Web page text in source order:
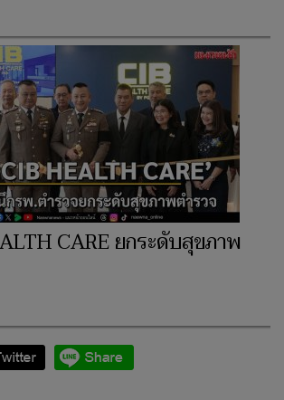
CARE ยกระดับสุขภาพ